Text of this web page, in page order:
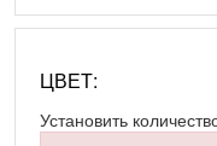
ЦВЕТ:
Установить